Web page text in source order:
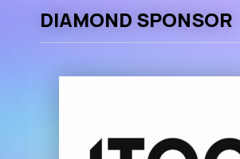
DIAMOND SPONSOR